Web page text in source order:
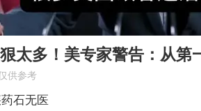
太多！美专家警告：从第
供参考
石无医